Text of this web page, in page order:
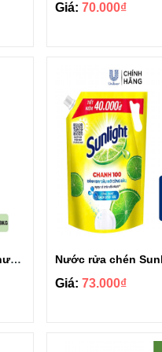
Giá:70.000₫
Nước rửa chén Surf hương chanh sả can 3.6kg
Giá:73.000₫